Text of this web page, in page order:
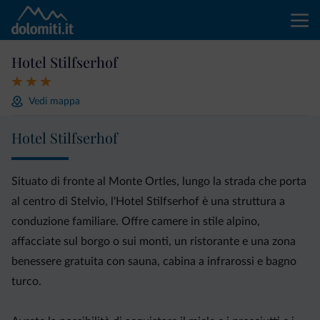
Hotel Stilfserhof
Vedi mappa
Hotel Stilfserhof
Situato di fronte al Monte Ortles, lungo la strada che porta
al centro di Stelvio, l'Hotel Stilfserhof è una struttura a
conduzione familiare. Offre camere in stile alpino,
affacciate sul borgo o sui monti, un ristorante e una zona
benessere gratuita con sauna, cabina a infrarossi e bagno
turco.